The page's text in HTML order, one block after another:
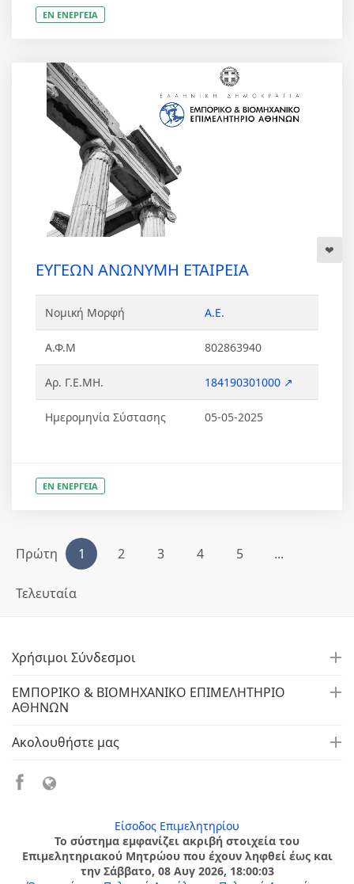
ΕΝ ΕΝΕΡΓΕΙΑ
ΕΥΓΕΩΝ ΑΝΩΝΥΜΗ ΕΤΑΙΡΕΙΑ
Νομική Μορφή Α.Ε.
Α.Φ.Μ 802863940
Αρ. Γ.Ε.ΜΗ. 184190301000 ↗
Ημερομηνία Σύστασης 05-05-2025
ΕΝ ΕΝΕΡΓΕΙΑ
Πρώτη 1 2 3 4 5 ...
Τελευταία
Χρήσιμοι Σύνδεσμοι
ΕΜΠΟΡΙΚΟ & ΒΙΟΜΗΧΑΝΙΚΟ ΕΠΙΜΕΛΗΤΗΡΙΟ
ΑΘΗΝΩΝ
Ακολουθήστε μας
Είσοδος Επιμελητηρίου
Το σύστημα εμφανίζει ακριβή στοιχεία του
Επιμελητηριακού Μητρώου που έχουν ληφθεί έως και
την Σάββατο, 08 Αυγ 2026, 18:00:03